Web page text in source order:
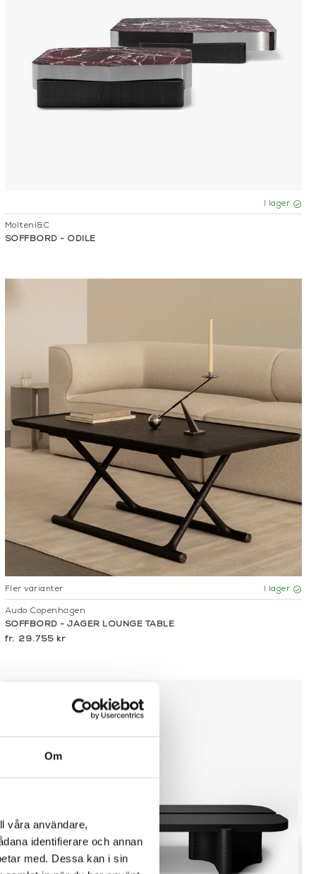
Om
våra användare,
identifierare och annan
med. Dessa kan i sin
I lager
Molteni&C
SOFFBORD - ODILE
Fler varianter I lager
Audo Copenhagen
SOFFBORD - JÄGER LOUNGE TABLE
29.755 kr